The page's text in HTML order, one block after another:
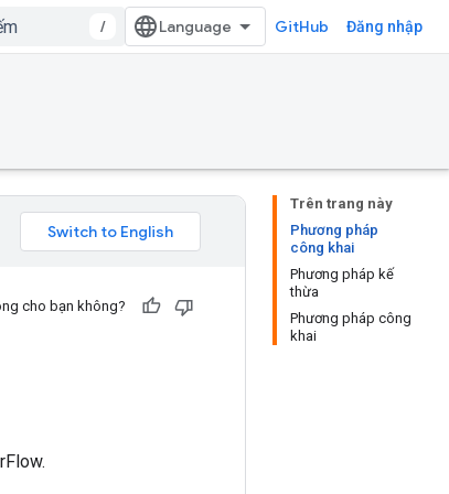
/ GitHub Đăng nhập
Trên trang này
Phương pháp
công khai
Phương pháp kế
thừa
Phương pháp công
khai
cho bạn không?